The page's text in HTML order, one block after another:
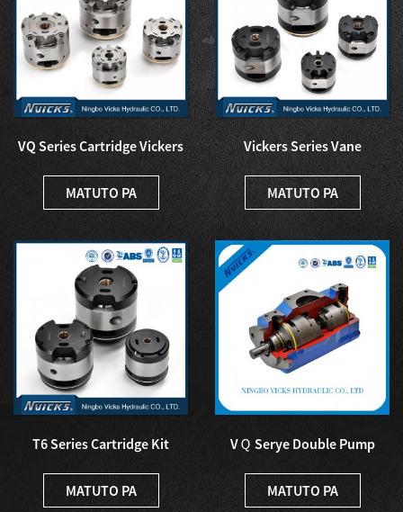
VQ Series Cartridge Vickers
MATUTO PA
Vickers Series Vane
Cartridge Hydraulic Vane
Pu...
MATUTO PA
T6 Series Cartridge Kit
MATUTO PA
VＱ Serye Double Pump
Pump...
MATUTO PA